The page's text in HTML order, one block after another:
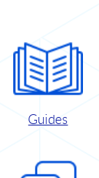
Guides